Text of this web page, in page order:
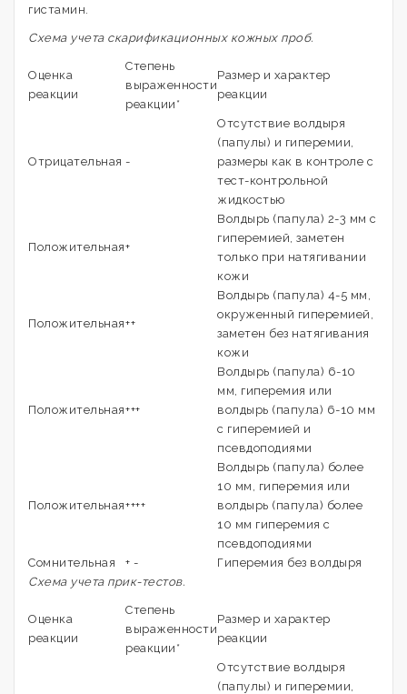
гистамин.
Схема учета скарификационных кожных проб.
Оценка
реакции
Степень
выраженности
реакции*
Размер и характер
реакции
Отрицательная -
Отсутствие волдыря
(папулы) и гиперемии,
размеры как в контроле с
тест-контрольной
жидкостью
Положительная+
Волдырь (папула) 2-3 мм с
гиперемией, заметен
только при натягивании
кожи
Положительная++
Волдырь (папула) 4-5 мм,
окруженный гиперемией,
заметен без натягивания
кожи
Положительная+++
Волдырь (папула) 6-10
мм, гиперемия или
волдырь (папула) 6-10 мм
с гиперемией и
псевдоподиями
Положительная++++
Волдырь (папула) более
10 мм, гиперемия или
волдырь (папула) более
10 мм гиперемия с
псевдоподиями
Сомнительная
+ -
Гиперемия без волдыря
Схема учета прик-тестов.
Оценка
реакции
Степень
выраженности
реакции*
Размер и характер
реакции
Отсутствие волдыря
(папулы) и гиперемии,